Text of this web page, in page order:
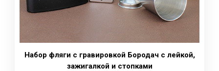
Набор фляги с гравировкой Бородач с лейкой,
зажигалкой и стопками